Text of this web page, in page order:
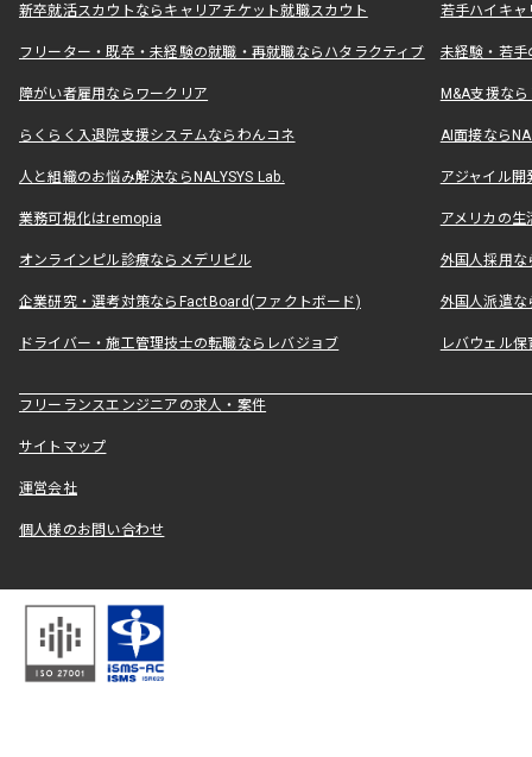
新卒就活スカウトならキャリアチケット就職スカウト 若手ハイキ
フリーター・既卒・未経験の就職・再就職ならハタラクティブ 未経験・若手
障がい者雇用ならワークリア M&A支援な
らくらく入退院支援システムならわんコネ AI面接なら
人と組織のお悩み解決ならNALYSYS Lab. アジャイル
業務可視化はremopia アメリカの
オンラインピル診療ならメデリピル 外国人採用
企業研究・選考対策ならFactBoard(ファクトボード) 外国人派遣な
ドライバー・施工管理技士の転職ならレバジョブ レバウェル
フリーランスエンジニアの求人・案件
サイトマップ
運営会社
個人様のお問い合わせ